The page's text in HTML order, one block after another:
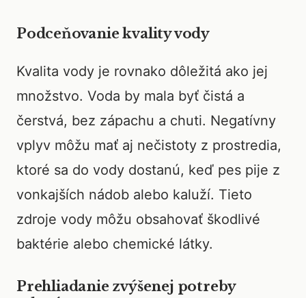
Podceňovanie kvality vody
Kvalita vody je rovnako dôležitá ako jej
množstvo. Voda by mala byť čistá a
čerstvá, bez zápachu a chuti. Negatívny
vplyv môžu mať aj nečistoty z prostredia,
ktoré sa do vody dostanú, keď pes pije z
vonkajších nádob alebo kaluží. Tieto
zdroje vody môžu obsahovať škodlivé
baktérie alebo chemické látky.
Prehliadanie zvýšenej potreby